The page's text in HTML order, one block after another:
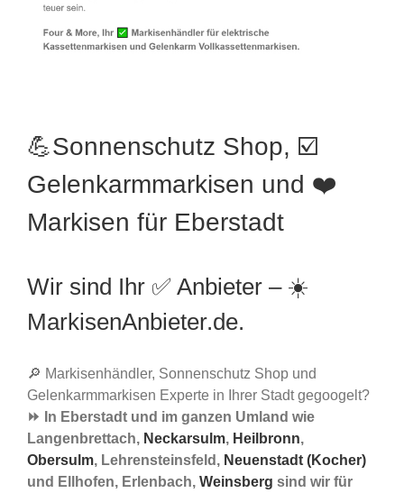
💪Sonnenschutz Shop, ☑️
Gelenkarmmarkisen und ❤️
Markisen für Eberstadt
Wir sind Ihr ✅ Anbieter – ☀️
MarkisenAnbieter.de.
🔎 Markisenhändler, Sonnenschutz Shop und
Gelenkarmmarkisen Experte in Ihrer Stadt gegoogelt?
⏩ In Eberstadt und im ganzen Umland wie
Langenbrettach, Neckarsulm, Heilbronn,
Obersulm, Lehrensteinsfeld, Neuenstadt (Kocher)
und Ellhofen, Erlenbach, Weinsberg sind wir für